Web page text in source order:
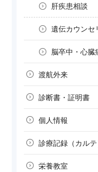
肝疾患相談
遺伝カウンセ
脳卒中・心臓
渡航外来
診断書・証明書
個人情報
診療記録 （カル
栄養教室